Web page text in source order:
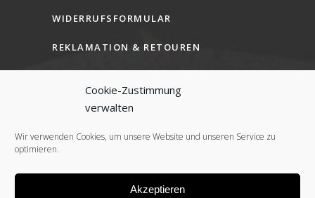
Cookie-Zustimmung
verwalten
Wir verwenden Cookies, um unsere Website und unseren Service zu
optimieren.
Akzeptieren
WIDERRUFSFORMULAR
REKLAMATION & RETOUREN
AGB (B2B)
COOKIE-RICHTLINIE (EU)